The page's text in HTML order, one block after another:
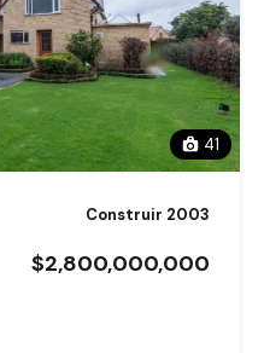
41
Construir 2003
$2,800,000,000